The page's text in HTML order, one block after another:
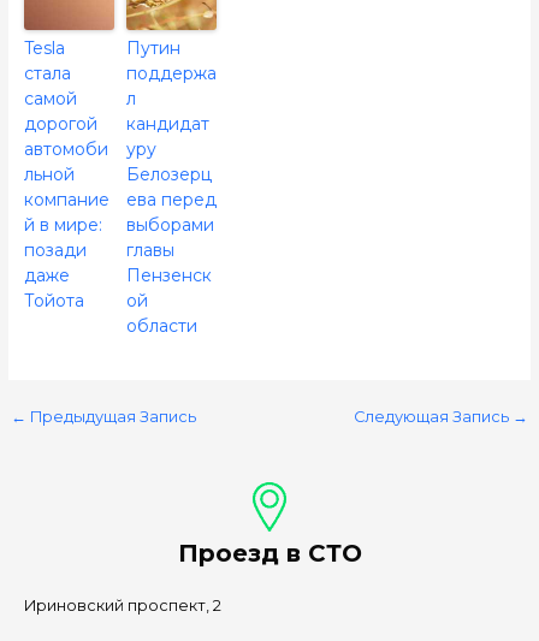
Tesla
стала
самой
дорогой
автомоби
льной
компание
й в мире:
позади
даже
Тойота
Путин
поддержа
л
кандидат
уру
Белозерц
ева перед
выборами
главы
Пензенск
ой
области
← Предыдущая Запись Следующая Запись →
Проезд в СТО
Ириновский проспект, 2